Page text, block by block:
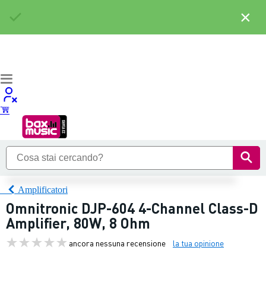
Amplificatori
Omnitronic DJP-604 4-Channel Class-D
Amplifier, 80W, 8 Ohm
ancora nessuna recensione la tua opinione
×